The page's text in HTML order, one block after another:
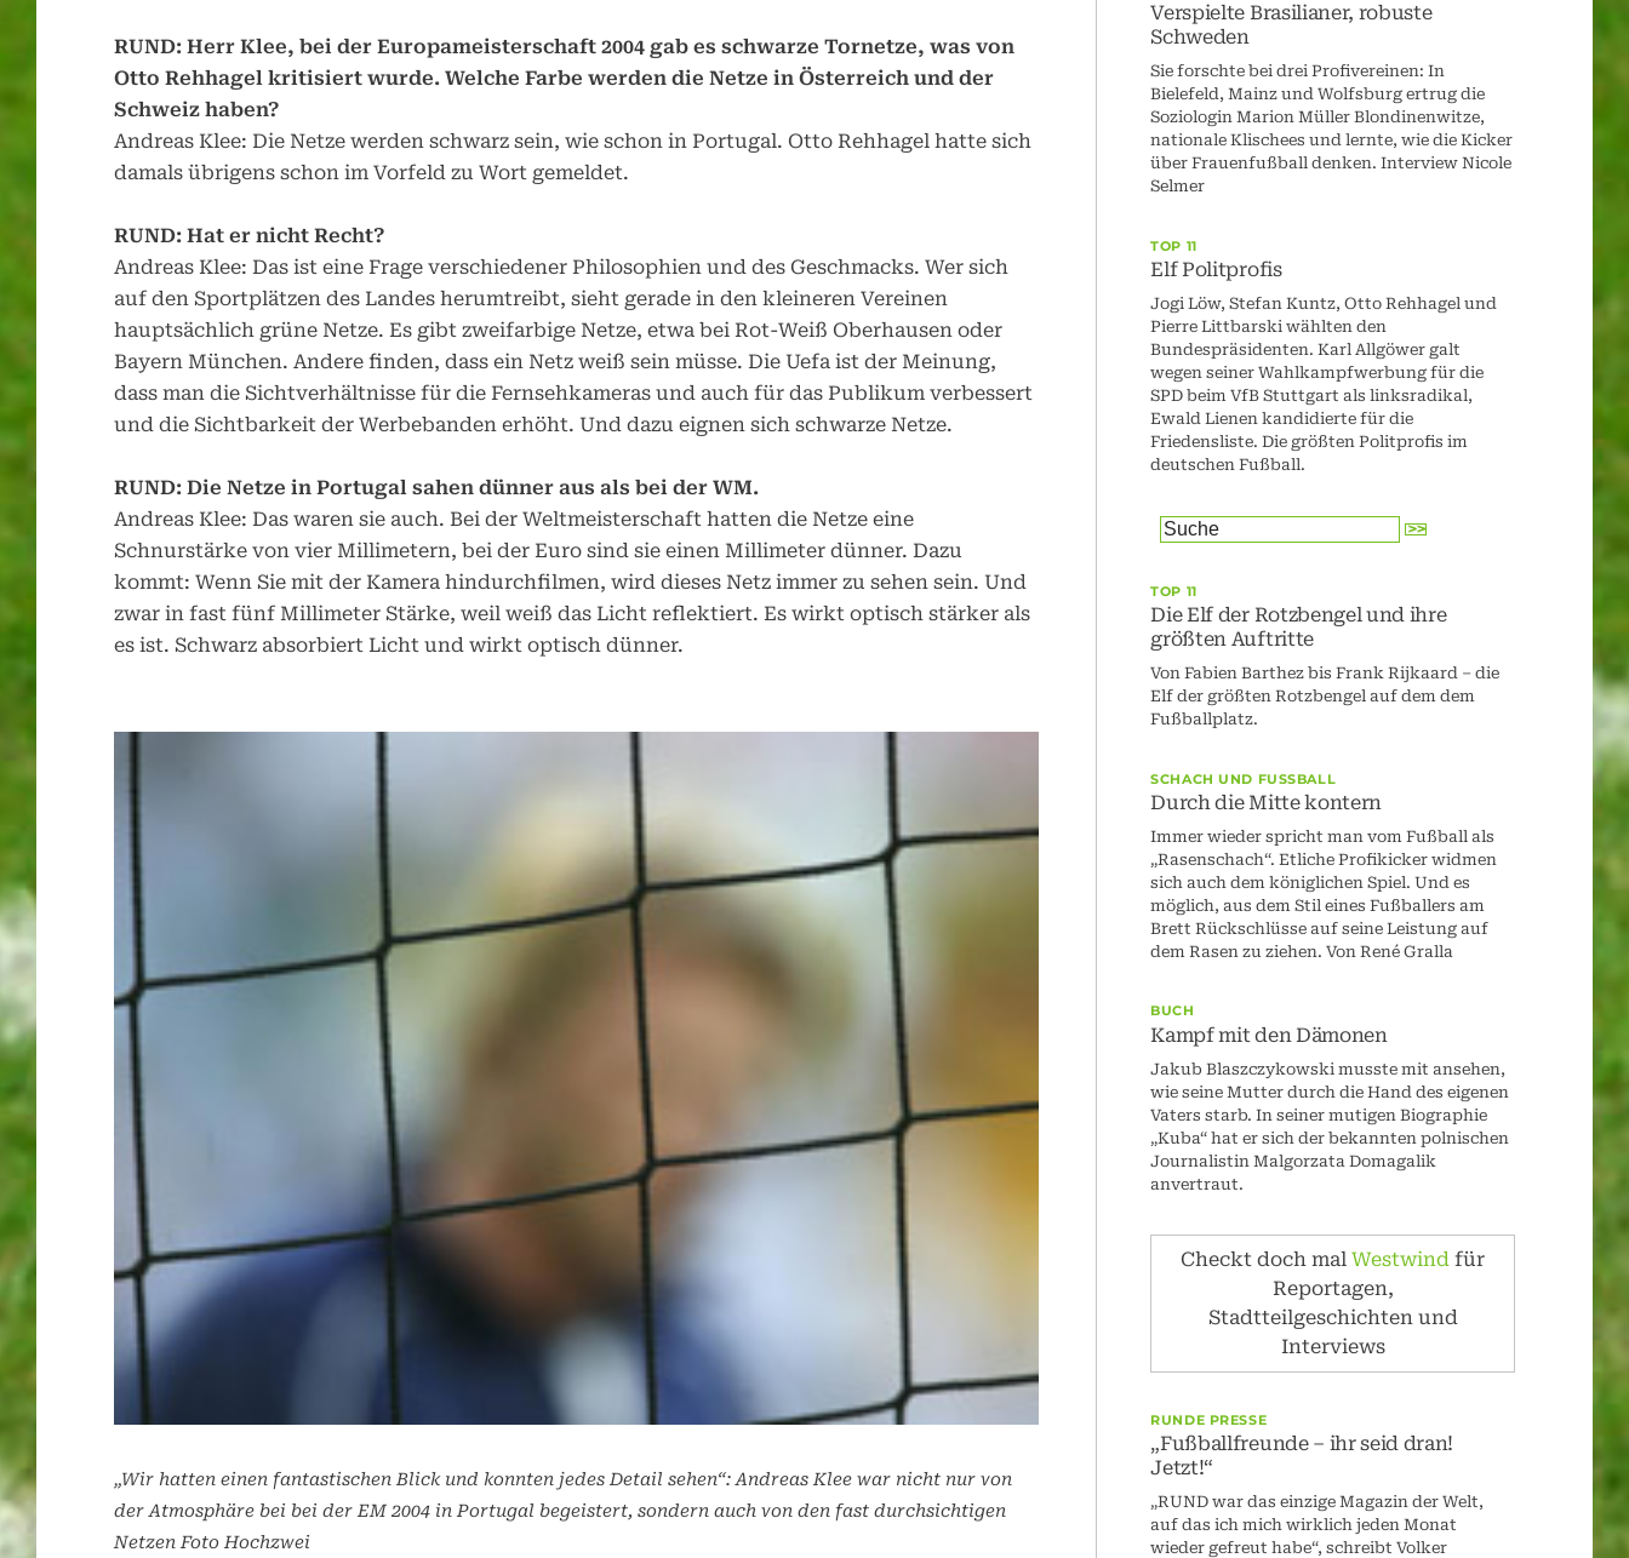
RUND: Herr Klee, bei der Europameisterschaft 2004 gab es schwarze Tornetze, was von
Otto Rehhagel kritisiert wurde. Welche Farbe werden die Netze in Österreich und der
Schweiz haben?
Andreas Klee: Die Netze werden schwarz sein, wie schon in Portugal. Otto Rehhagel hatte sich
damals übrigens schon im Vorfeld zu Wort gemeldet.
RUND: Hat er nicht Recht?
Andreas Klee: Das ist eine Frage verschiedener Philosophien und des Geschmacks. Wer sich
auf den Sportplätzen des Landes herumtreibt, sieht gerade in den kleineren Vereinen
hauptsächlich grüne Netze. Es gibt zweifarbige Netze, etwa bei Rot-Weiß Oberhausen oder
Bayern München. Andere finden, dass ein Netz weiß sein müsse. Die Uefa ist der Meinung,
dass man die Sichtverhältnisse für die Fernsehkameras und auch für das Publikum verbessert
und die Sichtbarkeit der Werbebanden erhöht. Und dazu eignen sich schwarze Netze.
RUND: Die Netze in Portugal sahen dünner aus als bei der WM.
Andreas Klee: Das waren sie auch. Bei der Weltmeisterschaft hatten die Netze eine
Schnurstärke von vier Millimetern, bei der Euro sind sie einen Millimeter dünner. Dazu
kommt: Wenn Sie mit der Kamera hindurchfilmen, wird dieses Netz immer zu sehen sein. Und
zwar in fast fünf Millimeter Stärke, weil weiß das Licht reflektiert. Es wirkt optisch stärker als
es ist. Schwarz absorbiert Licht und wirkt optisch dünner.
„Wir hatten einen fantastischen Blick und konnten jedes Detail sehen“: Andreas Klee war nicht nur von
der Atmosphäre bei bei der EM 2004 in Portugal begeistert, sondern auch von den fast durchsichtigen
Netzen Foto Hochzwei
Verspielte Brasilianer, robuste
Schweden
Sie forschte bei drei Profivereinen: In
Bielefeld, Mainz und Wolfsburg ertrug die
Soziologin Marion Müller Blondinenwitze,
nationale Klischees und lernte, wie die Kicker
über Frauenfußball denken. Interview Nicole
Selmer
TOP 11
Elf Politprofis
Jogi Löw, Stefan Kuntz, Otto Rehhagel und
Pierre Littbarski wählten den
Bundespräsidenten. Karl Allgöwer galt
wegen seiner Wahlkampfwerbung für die
SPD beim VfB Stuttgart als linksradikal,
Ewald Lienen kandidierte für die
Friedensliste. Die größten Politprofis im
deutschen Fußball.
TOP 11
Die Elf der Rotzbengel und ihre
größten Auftritte
Von Fabien Barthez bis Frank Rijkaard – die
Elf der größten Rotzbengel auf dem dem
Fußballplatz.
SCHACH UND FUSSBALL
Durch die Mitte kontern
Immer wieder spricht man vom Fußball als
„Rasenschach“. Etliche Profikicker widmen
sich auch dem königlichen Spiel. Und es
möglich, aus dem Stil eines Fußballers am
Brett Rückschlüsse auf seine Leistung auf
dem Rasen zu ziehen. Von René Gralla
BUCH
Kampf mit den Dämonen
Jakub Blaszczykowski musste mit ansehen,
wie seine Mutter durch die Hand des eigenen
Vaters starb. In seiner mutigen Biographie
„Kuba“ hat er sich der bekannten polnischen
Journalistin Malgorzata Domagalik
anvertraut.
Checkt doch malWestwind für
Reportagen,
Stadtteilgeschichten und
Interviews
RUNDE PRESSE
„Fußballfreunde – ihr seid dran!
Jetzt!“
„RUND war das einzige Magazin der Welt,
auf das ich mich wirklich jeden Monat
wieder gefreut habe“, schreibt Volker